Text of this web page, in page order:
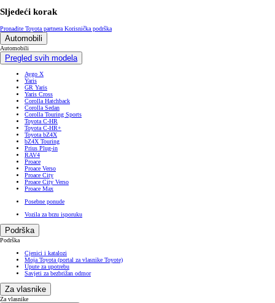
Sljedeći korak
Pronađite Toyota partnera Korisnička podrška
Automobili
Automobili
Pregled svih modela
Aygo X
Yaris
GR Yaris
Yaris Cross
Corolla Hatchback
Corolla Sedan
Corolla Touring Sports
Toyota C-HR
Toyota C-HR+
Toyota bZ4X
bZ4X Touring
Prius Plug-in
RAV4
Proace
Proace Verso
Proace City
Proace City Verso
Proace Max
Posebne ponude
Vozila za brzu isporuku
Podrška
Podrška
Cjenici i katalozi
Moja Toyota (portal za vlasnike Toyote)
Upute za upotrebu
Savjeti za bezbrižan odmor
Za vlasnike
Za vlasnike